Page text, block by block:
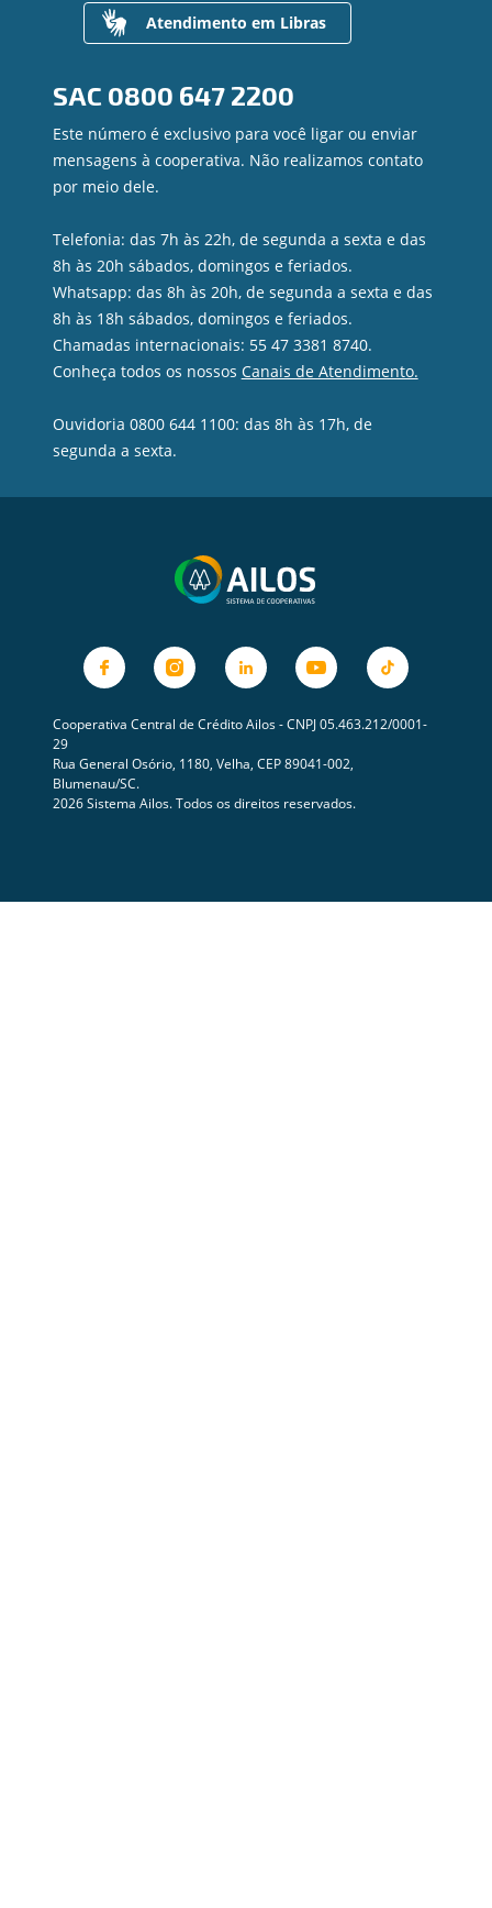
Gerenciamento de Riscos
Privacidade e Segurança
Atendimento em Libras
SAC 0800 647 2200
Este número é exclusivo para você ligar ou enviar
mensagens à cooperativa. Não realizamos contato
por meio dele.
Telefonia: das 7h às 22h, de segunda a sexta e das
8h às 20h sábados, domingos e feriados.
Whatsapp: das 8h às 20h, de segunda a sexta e das
8h às 18h sábados, domingos e feriados.
Chamadas internacionais: 55 47 3381 8740.
Conheça todos os nossos Canais de Atendimento.
Ouvidoria 0800 644 1100: das 8h às 17h, de
segunda a sexta.
Cooperativa Central de Crédito Ailos - CNPJ 05.463.212/0001-
29
Rua General Osório, 1180, Velha, CEP 89041-002,
Blumenau/SC.
2026 Sistema Ailos. Todos os direitos reservados.